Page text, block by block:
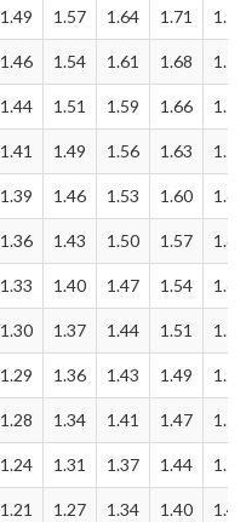
1.49 1.57 1.64 1.71 1.79
1.46 1.54 1.61 1.68 1.76
1.44 1.51 1.59 1.66 1.74
1.41 1.49 1.56 1.63 1.71
1.39 1.46 1.53 1.60 1.68
1.36 1.43 1.50 1.57 1.65
1.33 1.40 1.47 1.54 1.62
1.30 1.37 1.44 1.51 1.59
1.29 1.36 1.43 1.49 1.56
1.28 1.34 1.41 1.47 1.54
1.24 1.31 1.37 1.44 1.50
1.21 1.27 1.34 1.40 1.46